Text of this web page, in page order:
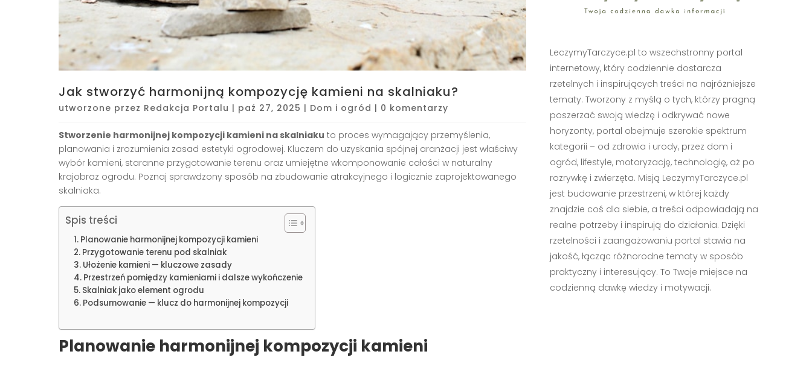
Jak stworzyć harmonijną kompozycję kamieni na skalniaku?
utworzone przez Redakcja Portalu | paź 27, 2025 | Dom i ogród | 0 komentarzy
Stworzenie harmonijnej kompozycji kamieni na skalniaku to proces wymagający przemyślenia,
planowania i zrozumienia zasad estetyki ogrodowej. Kluczem do uzyskania spójnej aranżacji jest właściwy
wybór kamieni, staranne przygotowanie terenu oraz umiejętne wkomponowanie całości w naturalny
krajobraz ogrodu. Poznaj sprawdzony sposób na zbudowanie atrakcyjnego i logicznie zaprojektowanego
skalniaka.
Spis treści
Planowanie harmonijnej kompozycji kamieni
Przygotowanie terenu pod skalniak
Ułożenie kamieni — kluczowe zasady
Przestrzeń pomiędzy kamieniami i dalsze wykończenie
Skalniak jako element ogrodu
Podsumowanie — klucz do harmonijnej kompozycji
Planowanie harmonijnej kompozycji kamieni
LeczymyTarczyce.pl to wszechstronny portal
internetowy, który codziennie dostarcza
rzetelnych i inspirujących treści na najróżniejsze
tematy. Tworzony z myślą o tych, którzy pragną
poszerzać swoją wiedzę i odkrywać nowe
horyzonty, portal obejmuje szerokie spektrum
kategorii – od zdrowia i urody, przez dom i
ogród, lifestyle, motoryzację, technologię, aż po
rozrywkę i zwierzęta. Misją LeczymyTarczyce.pl
jest budowanie przestrzeni, w której każdy
znajdzie coś dla siebie, a treści odpowiadają na
realne potrzeby i inspirują do działania. Dzięki
rzetelności i zaangażowaniu portal stawia na
jakość, łącząc różnorodne tematy w sposób
praktyczny i interesujący. To Twoje miejsce na
codzienną dawkę wiedzy i motywacji.